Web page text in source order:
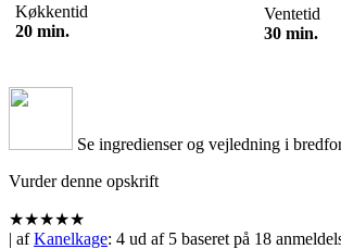
Køkkentid
20 min.
Ventetid
30 min.
Se ingredienser og vejledning i
Vurder denne opskrift
★★★★★
| afKanelkage: 4 ud af 5 baseret på 18